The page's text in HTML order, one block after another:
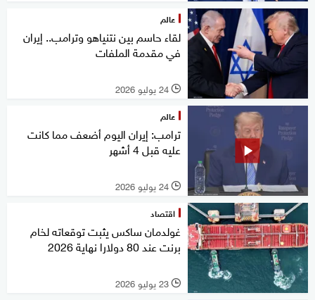
عالم
لقاء حاسم بين نتنياهو وترامب.. إيران
في مقدمة الملفات
l 24 يوليو 2026
عالم
ترامب: إيران اليوم أضعف مما كانت
عليه قبل 4 أشهر
l 24 يوليو 2026
اقتصاد
غولدمان ساكس يثبت توقعاته لخام
برنت عند 80 دولارا نهاية 2026
l 23 يوليو 2026